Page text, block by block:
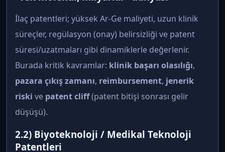
İlaç patentleri; yüksek Ar-Ge maliyeti, uzun klinik
süreçler, regülasyon (onay) belirsizliği ve patent
süresi/uzatmaları gibi dinamiklerle değerlenir.
Burada kritik kavramlar: klinik başarı olasılığı,
pazara çıkış zamanı, reimbursement, jenerik
riski ve patent cliff(patent bitişi sonrası gelir
düşüşü).
2.2) Biyoteknoloji / Medikal Teknoloji
Patentleri